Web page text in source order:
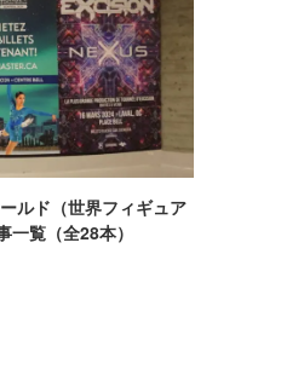
ルド（世界フィギュア
一覧（全28本）